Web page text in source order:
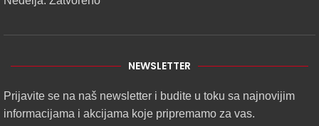
NEWSLETTER
Prijavite se na naš newsletter i budite u toku sa najnovijim
informacijama i akcijama koje pripremamo za vas.